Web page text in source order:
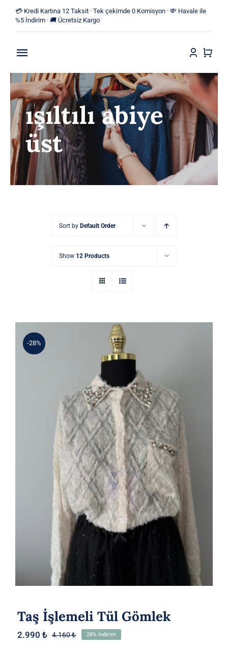
content
💳 Kredi Kartına 12 Taksit · Tek çekimde 0 Komisyon · 💸 Havale ile
%5 İndirim · 🚚 Ücretsiz Kargo
Toggle
Navigation
Anasayfa
Mağaza
Yeni Ürünler
Kategoriler
ışıltılı abiye
üst
Sort by Default Order
Show 12 Products
-28%
Taş İşlemeli Tül Gömlek
Taş İşlemeli Tül Gömlek
4.160₺Orijinal
2.990₺
Şu 28% İndirim